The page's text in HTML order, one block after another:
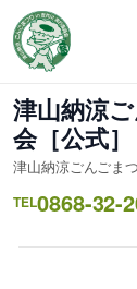
容
を
ス
キ
ッ
プ
津山納涼
会［公式］
津山納涼ごんごま
TEL0868-32-